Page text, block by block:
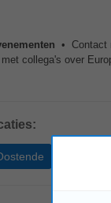
• Contact
collega's over